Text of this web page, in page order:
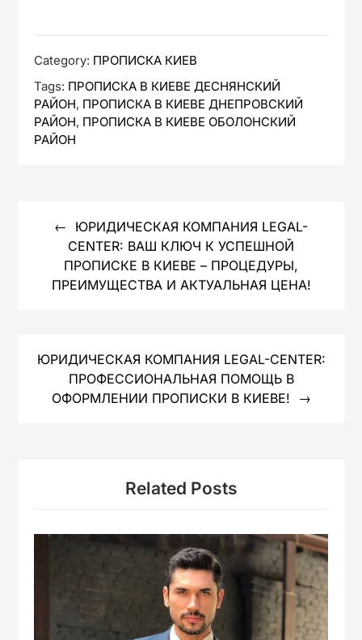
Category: ПРОПИСКА КИЕВ
Tags: ПРОПИСКА В КИЕВЕ ДЕСНЯНСКИЙ
РАЙОН, ПРОПИСКА В КИЕВЕ ДНЕПРОВСКИЙ
РАЙОН, ПРОПИСКА В КИЕВЕ ОБОЛОНСКИЙ
РАЙОН
записям
ЮРИДИЧЕСКАЯ КОМПАНИЯ LEGAL-
CENTER: ВАШ КЛЮЧ К УСПЕШНОЙ
ПРОПИСКЕ В КИЕВЕ – ПРОЦЕДУРЫ,
ПРЕИМУЩЕСТВА И АКТУАЛЬНАЯ ЦЕНА!
ЮРИДИЧЕСКАЯ КОМПАНИЯ LEGAL-CENTER:
ПРОФЕССИОНАЛЬНАЯ ПОМОЩЬ В
ОФОРМЛЕНИИ ПРОПИСКИ В КИЕВЕ!
Related Posts